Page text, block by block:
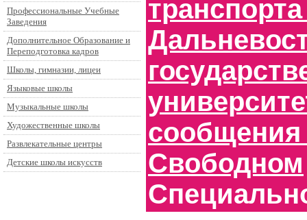
Профессиональные Учебные
Заведения
Дополнительное Образование и
Переподготовка кадров
Школы, гимназии, лицеи
Языковые школы
Музыкальные школы
Художественные школы
Развлекательные центры
Детские школы искусств
сообщения
Свободном